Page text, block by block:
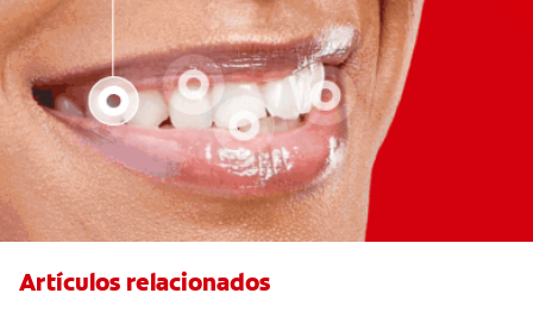
Artículos relacionados